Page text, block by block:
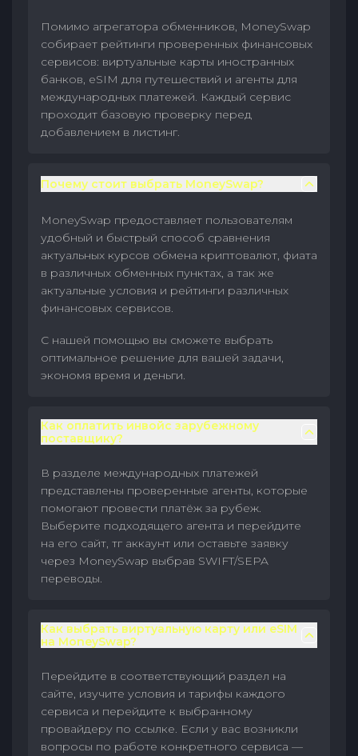
Помимо агрегатора обменников, MoneySwap
собирает рейтинги проверенных финансовых
сервисов: виртуальные карты иностранных
банков, eSIM для путешествий и агенты для
международных платежей. Каждый сервис
проходит базовую проверку перед
добавлением в листинг.
Почему стоит выбрать MoneySwap?
MoneySwap предоставляет пользователям
удобный и быстрый способ сравнения
актуальных курсов обмена криптовалют, фиата
в различных обменных пунктах, а так же
актуальные условия и рейтинги различных
финансовых сервисов.
С нашей помощью вы сможете выбрать
оптимальное решение для вашей задачи,
экономя время и деньги.
Как оплатить инвойс зарубежному
поставщику?
В разделе международных платежей
представлены проверенные агенты, которые
помогают провести платёж за рубеж.
Выберите подходящего агента и перейдите
на его сайт, тг аккаунт или оставьте заявку
через MoneySwap выбрав SWIFT/SEPA
переводы.
Как выбрать виртуальную карту или eSIM
на MoneySwap?
Перейдите в соответствующий раздел на
сайте, изучите условия и тарифы каждого
сервиса и перейдите к выбранному
провайдеру по ссылке. Если у вас возникли
вопросы по работе конкретного сервиса —